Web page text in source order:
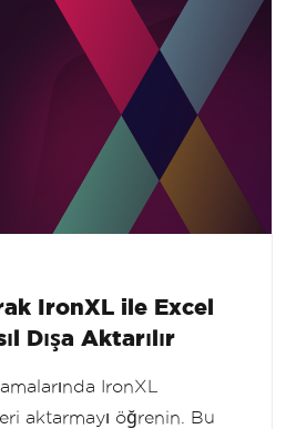
IronXL ile Excel
Dışa Aktarılır
IronXL
aktarmayı öğrenin. Bu